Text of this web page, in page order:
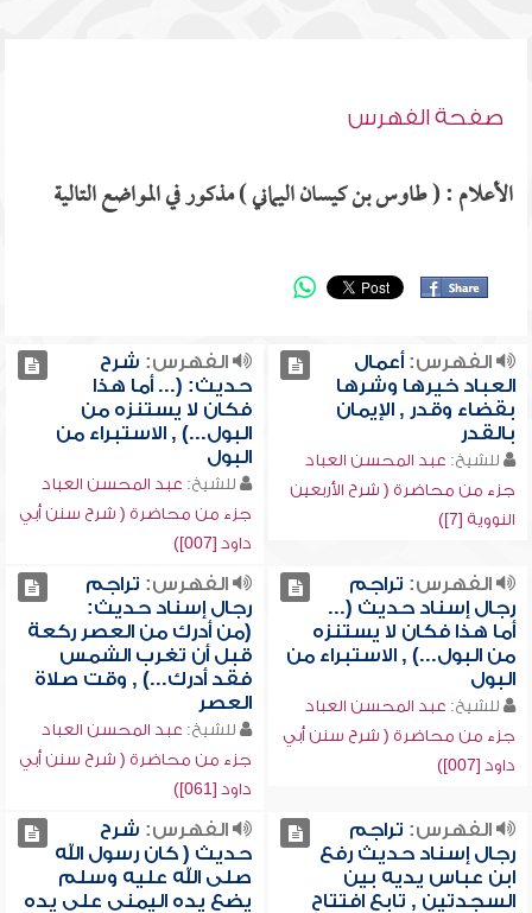
صفحة الفهرس
الأعلام : ( طاوس بن كيسان اليماني ) مذكور في المواضع التالية
الفهرس:أعمال
العباد خيرها وشرها
بقضاء وقدر , الإيمان
بالقدر
للشيخ: عبد المحسن العباد
جزء من محاضرة ( شرح الأربعين
النووية [7])
الفهرس: شرح
حديث: (... أما هذا
فكان لا يستنزه من
البول...) , الاستبراء من
البول
للشيخ: عبد المحسن العباد
جزء من محاضرة ( شرح سنن أبي
داود [007])
الفهرس: تراجم
رجال إسناد حديث (...
أما هذا فكان لا يستنزه
من البول...) , الاستبراء من
البول
للشيخ: عبد المحسن العباد
جزء من محاضرة ( شرح سنن أبي
داود [007])
الفهرس: تراجم
رجال إسناد حديث:
(من أدرك من العصر ركعة
قبل أن تغرب الشمس
فقد أدرك...) , وقت صلاة
العصر
للشيخ: عبد المحسن العباد
جزء من محاضرة ( شرح سنن أبي
داود [061])
الفهرس: تراجم
رجال إسناد حديث رفع
ابن عباس يديه بين
السجدتين , تابع افتتاح
الفهرس: شرح
حديث ( كان رسول الله
صلى الله عليه وسلم
يضع يده اليمنى على يده